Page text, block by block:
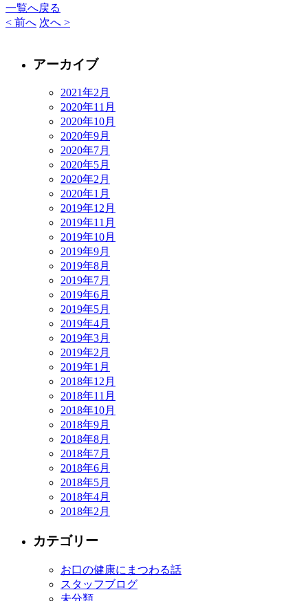
一覧へ戻る
< 前へ 次へ >
アーカイブ
2021年2月
2020年11月
2020年10月
2020年9月
2020年7月
2020年5月
2020年2月
2020年1月
2019年12月
2019年11月
2019年10月
2019年9月
2019年8月
2019年7月
2019年6月
2019年5月
2019年4月
2019年3月
2019年2月
2019年1月
2018年12月
2018年11月
2018年10月
2018年9月
2018年8月
2018年7月
2018年6月
2018年5月
2018年4月
2018年2月
カテゴリー
お口の健康にまつわる話
スタッフブログ
未分類